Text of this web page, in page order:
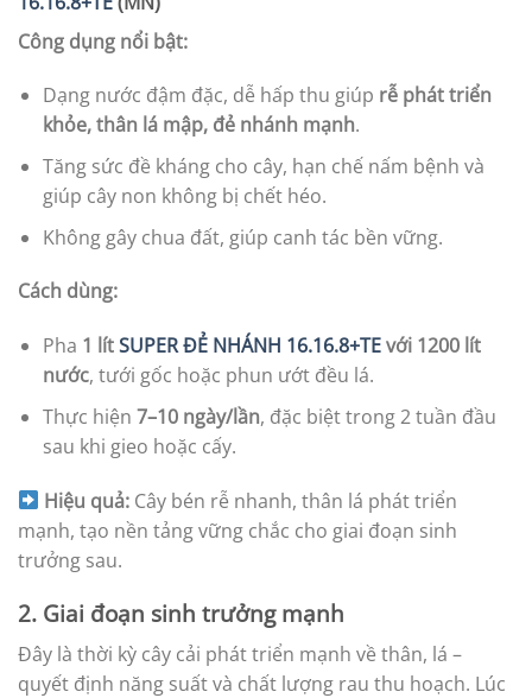
Công dụng nổi bật:
Dạng nước đậm đặc, dễ hấp thu giúp rễ phát triển
khỏe, thân lá mập, đẻ nhánh mạnh.
Tăng sức đề kháng cho cây, hạn chế nấm bệnh và
giúp cây non không bị chết héo.
Không gây chua đất, giúp canh tác bền vững.
Cách dùng:
Pha 1 lítSUPER ĐẺ NHÁNH 16.16.8+TEvới 1200 lít
nước, tưới gốc hoặc phun ướt đều lá.
Thực hiện 7–10 ngày/lần, đặc biệt trong 2 tuần đầu
sau khi gieo hoặc cấy.
Hiệu quả: Cây bén rễ nhanh, thân lá phát triển
mạnh, tạo nền tảng vững chắc cho giai đoạn sinh
trưởng sau.
2. Giai đoạn sinh trưởng mạnh
Đây là thời kỳ cây cải phát triển mạnh về thân, lá –
quyết định năng suất và chất lượng rau thu hoạch. Lúc